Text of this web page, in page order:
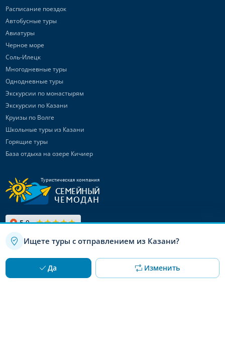
Ищете туры с отправлением из Казани?
Да Изменить
Расписание поездок
Автобусные туры
Авиатуры
Черное море
Соль-Илецк
Многодневные туры
Однодневные туры
Экскурсии по монастырям
Экскурсии по Казани
Круизы по Волге
Школьные туры из Казани
Горящие туры
База отдыха на озере Кичиер
Туристическая компания
СЕМЕЙНЫЙ
ЧЕМОДАН
Канал в Max
Используя данный сайт, вы даете согласие на использование
файлов cookie